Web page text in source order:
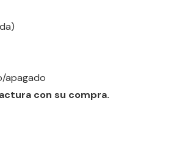
apagado
con su compra.